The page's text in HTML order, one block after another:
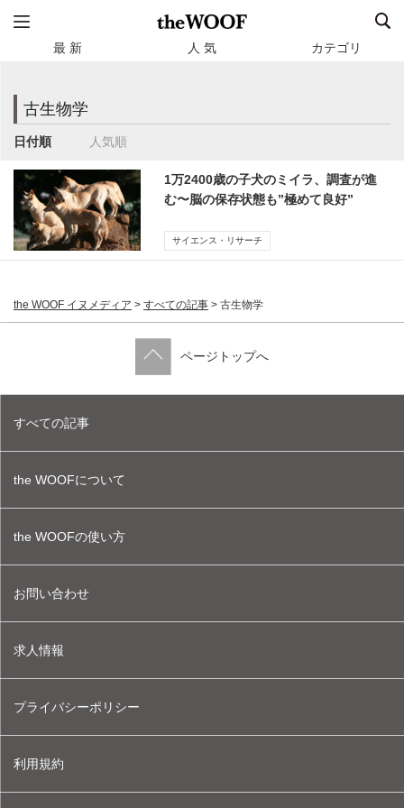
最 新 人 気 カテゴリ
古生物学
日付順 人気順
1万2400歳の子犬のミイラ、調査が進
む〜脳の保存状態も”極めて良好”
サイエンス・リサーチ
the WOOF イヌメディア > すべての記事 > 古生物学
ページトップへ
すべての記事
the WOOFについて
the WOOFの使い方
お問い合わせ
求人情報
プライバシーポリシー
利用規約